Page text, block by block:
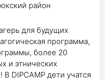
район
для будущих
программа,
более 20
и этнических
DIPCAMP дети учатся